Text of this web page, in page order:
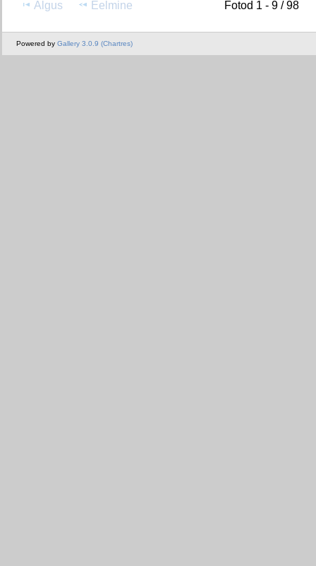
Algus Eelmine Fotod 1 - 9 / 98
Powered by Gallery 3.0.9 (Chartres)